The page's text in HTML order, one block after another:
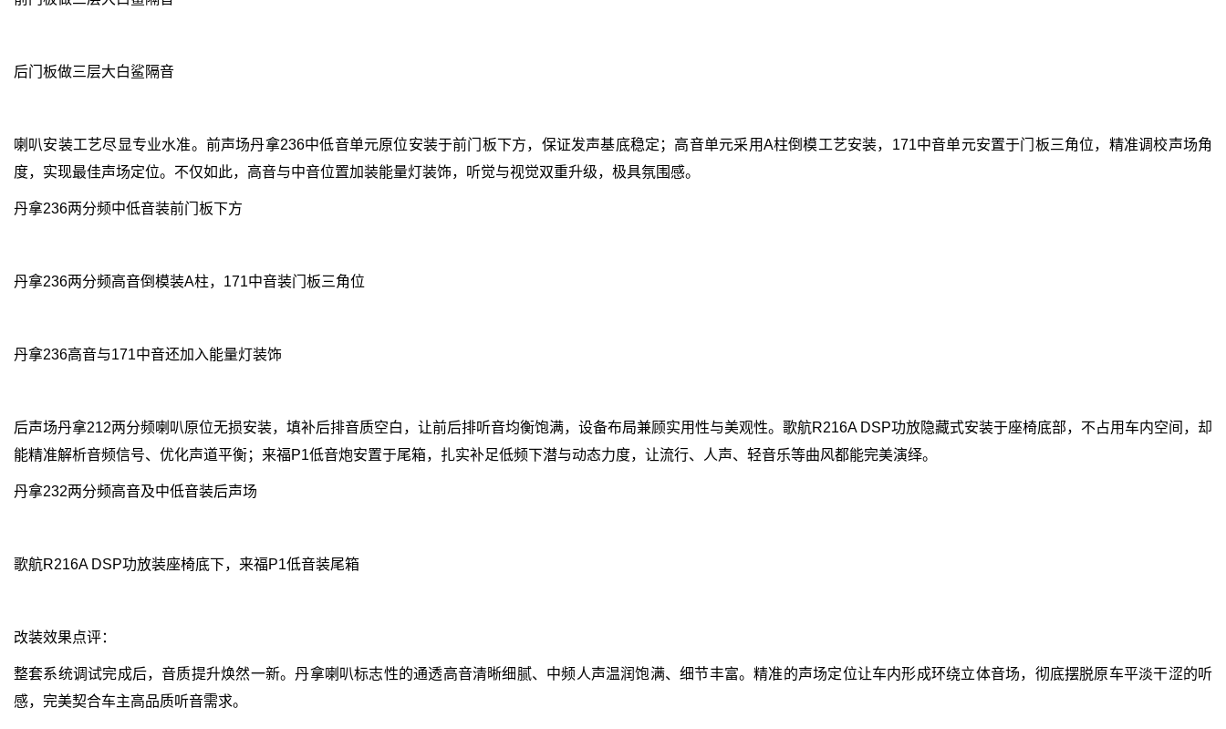
后门板做三层大白鲨隔音
喇叭安装工艺尽显专业水准。前声场丹拿236中低音单元原位安装于前门板下方，保证发声基底稳定；高音单元采用A柱倒模工艺安装，171中音单元安置于门板三角位，精准调校声场角
度，实现最佳声场定位。不仅如此，高音与中音位置加装能量灯装饰，听觉与视觉双重升级，极具氛围感。
丹拿236两分频中低音装前门板下方
丹拿236两分频高音倒模装A柱，171中音装门板三角位
丹拿236高音与171中音还加入能量灯装饰
后声场丹拿212两分频喇叭原位无损安装，填补后排音质空白，让前后排听音均衡饱满，设备布局兼顾实用性与美观性。歌航R216A DSP功放隐藏式安装于座椅底部，不占用车内空间，却
能精准解析音频信号、优化声道平衡；来福P1低音炮安置于尾箱，扎实补足低频下潜与动态力度，让流行、人声、轻音乐等曲风都能完美演绎。
丹拿232两分频高音及中低音装后声场
歌航R216A DSP功放装座椅底下，来福P1低音装尾箱
改装效果点评：
整套系统调试完成后，音质提升焕然一新。丹拿喇叭标志性的通透高音清晰细腻、中频人声温润饱满、细节丰富。精准的声场定位让车内形成环绕立体音场，彻底摆脱原车平淡干涩的听
感，完美契合车主高品质听音需求。